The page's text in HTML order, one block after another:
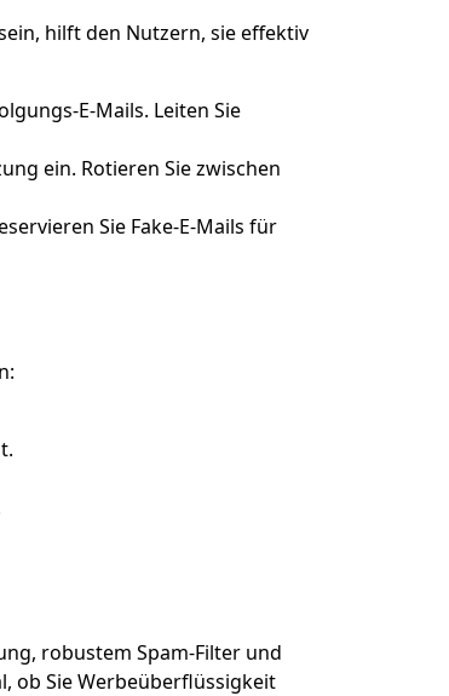
hilft den Nutzern, sie effektiv
E-Mails. Leiten Sie
ein. Rotieren Sie zwischen
Sie Fake-E-Mails für
robustem Spam-Filter und
ob Sie Werbeüberflüssigkeit